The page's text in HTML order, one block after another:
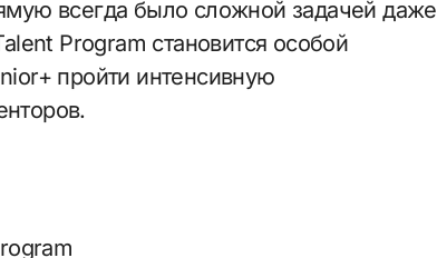
всегда было сложной задачей даже
Program становится особой
пройти интенсивную